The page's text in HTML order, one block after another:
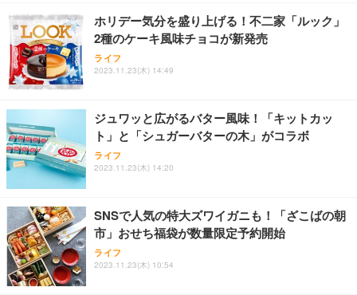
ホリデー気分を盛り上げる！不二家「ルック」
2種のケーキ風味チョコが新発売
ライフ
2023.11.23(木) 14:49
ジュワッと広がるバター風味！「キットカッ
ト」と「シュガーバターの木」がコラボ
ライフ
2023.11.23(木) 14:20
SNSで人気の特大ズワイガニも！「ざこばの朝
市」おせち福袋が数量限定予約開始
ライフ
2023.11.23(木) 10:54